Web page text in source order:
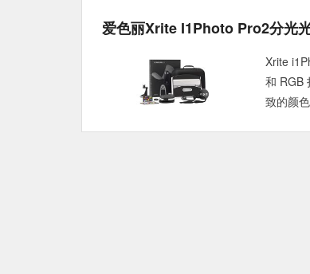
爱色丽Xrite I1Photo Pro2分光
Xrite
和 RGB
致的颜